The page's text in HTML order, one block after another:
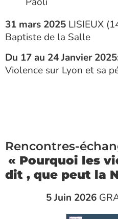
31 mars 2025 LISIEUX
Baptiste de la Salle
Du 17 au 24 Janvier
Violence sur Lyon et sa
Rencontres-
« Pourquoi les
dit , que peut la
5 Juin 2026